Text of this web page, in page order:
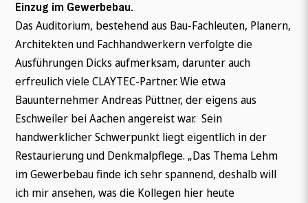
Einzug im Gewerbebau.
Das Auditorium, bestehend aus Bau-Fachleuten, Planern,
Architekten und Fachhandwerkern verfolgte die
Ausführungen Dicks aufmerksam, darunter auch
erfreulich viele CLAYTEC-Partner. Wie etwa
Bauunternehmer Andreas Püttner, der eigens aus
Eschweiler bei Aachen angereist war. Sein
handwerklicher Schwerpunkt liegt eigentlich in der
Restaurierung und Denkmalpflege. „Das Thema Lehm
im Gewerbebau finde ich sehr spannend, deshalb will
ich mir ansehen, was die Kollegen hier heute